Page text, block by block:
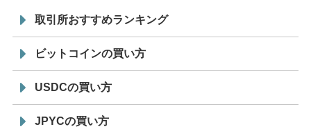
取引所おすすめランキング
ビットコインの買い方
USDCの買い方
JPYCの買い方